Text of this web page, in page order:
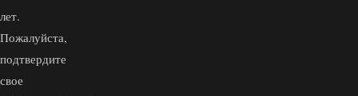
лет.
Пожалуйста,
подтвердите
свое